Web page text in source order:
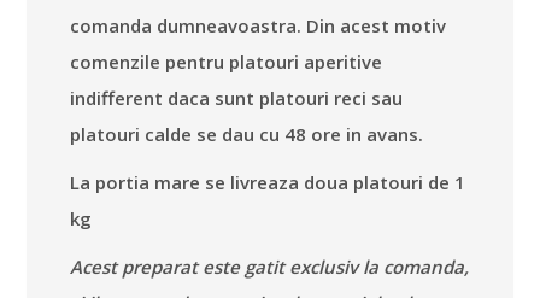
comanda dumneavoastra. Din acest motiv
comenzile pentru platouri aperitive
indifferent daca sunt platouri reci sau
platouri calde se dau cu 48 ore in avans.
La portia mare se livreaza doua platouri de 1
kg
Acest preparat este gatit exclusiv la comanda,